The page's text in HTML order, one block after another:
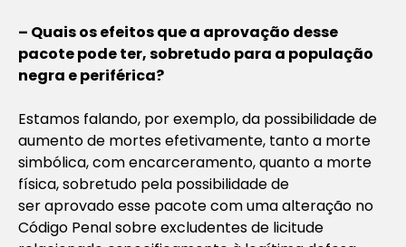
– Quais os efeitos que a aprovação desse
pacote pode ter, sobretudo para a população
negra e periférica?
Estamos falando, por exemplo, da possibilidade de
aumento de mortes efetivamente, tanto a morte
simbólica, com encarceramento, quanto a morte
física, sobretudo pela possibilidade de
ser aprovado esse pacote com uma alteração no
Código Penal sobre excludentes de licitude